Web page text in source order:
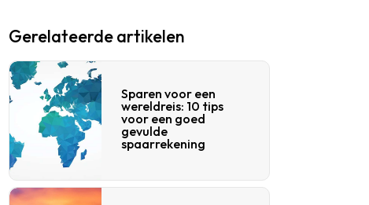
Gerelateerde artikelen
Sparen voor een
wereldreis: 10 tips
voor een goed
gevulde
spaarrekening